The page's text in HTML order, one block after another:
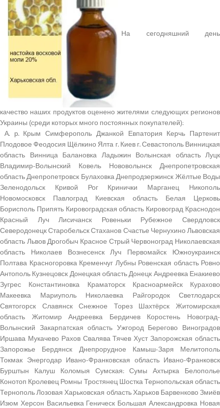
На сегодняшний день
качество наших продуктов оценено жителями следующих регионов
Украины (среди которых много постоянных покупателей):
А. р. Крым Симферополь Джанкой Евпатория Керчь Партенит
Плодовое Феодосия Щёлкино Ялта г. Киев г. Севастополь Винницкая
область Винница Балановка Ладыжин Волынская область Луцк
Владимир-Волынский Ковель Нововолынск Днепропетровская
область Днепропетровск Булаховка Днепродзержинск Жёлтые Воды
Зеленодольск Кривой Рог Кринички Марганец Никополь
Новомосковск Павлоград Киевская область Белая Церковь
Борисполь Припять Кировоградская область Кировоград Краснодон
Красный Луч Лисичанск Ровеньки Рубежное Свердловск
Северодонецк Старобельск Стаханов Счастье Чернухино Львовская
область Львов Дрогобыч Красное Стрый Червоноград Николаевская
область Николаев Вознесенск Луч Первомайск Южноукраинск
Полтава Красногоровка Кременчуг Лубны Ровенская область Ровно
Антополь Кузнецовск Донецкая область Донецк Андреевка Енакиево
Зугрес Константиновка Краматорск Красноармейск Курахово
Макеевка Мариуполь Николаевка Райгородок Светлодарск
Святогорск Славянск Снежное Торез Шахтёрск Житомирская
область Житомир Андреевка Бердичев Коростень Новоград-
Волынский Закарпатская область Ужгород Берегово Виноградов
Иршава Мукачево Рахов Свалява Тячев Хуст Запорожская область
Запорожье Бердянск Днепрорудное Камыш-Заря Мелитополь
Токмак Энергодар Ивано-Франковская область Ивано-Франковск
Бурштын Калуш Коломыя Сумская: Сумы Ахтырка Белополье
Конотоп Кролевец Ромны Тростянец Шостка Тернопольская область
Тернополь Лозовая Харьковская область Харьков Барвенково Змиёв
Изюм Херсон Васильевка Геническ Большая Александровка Новая